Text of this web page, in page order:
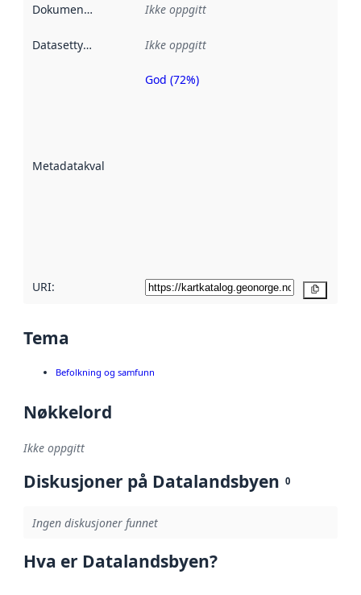
Dokumentasjon Ikke oppgitt
Datasettype Ikke oppgitt
Metadatakvalitet
Metadatakvalitet
God (72%)
URI:
Tema
Befolkning og samfunn
Nøkkelord
Ikke oppgitt
Diskusjoner på Datalandsbyen 0
Ingen diskusjoner funnet
Hva er Datalandsbyen?